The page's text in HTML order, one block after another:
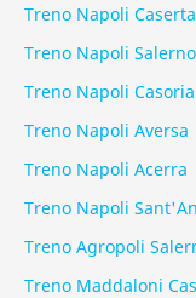
Treno Napoli Caserta
Treno Napoli Salerno
Treno Napoli Casoria
Treno Napoli Aversa
Treno Napoli Acerra
Treno Napoli
Treno Agropoli
Treno Maddaloni